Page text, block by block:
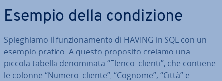
Esempio della con­di­zio­ne
Spie­ghia­mo il fun­zio­na­men­to di HAVING in SQL con un
esempio pratico. A questo proposito creiamo una
piccola tabella de­no­mi­na­ta “Elenco_clienti”, che contiene
le colonne “Numero_cliente”, “Cognome”, “Città” e